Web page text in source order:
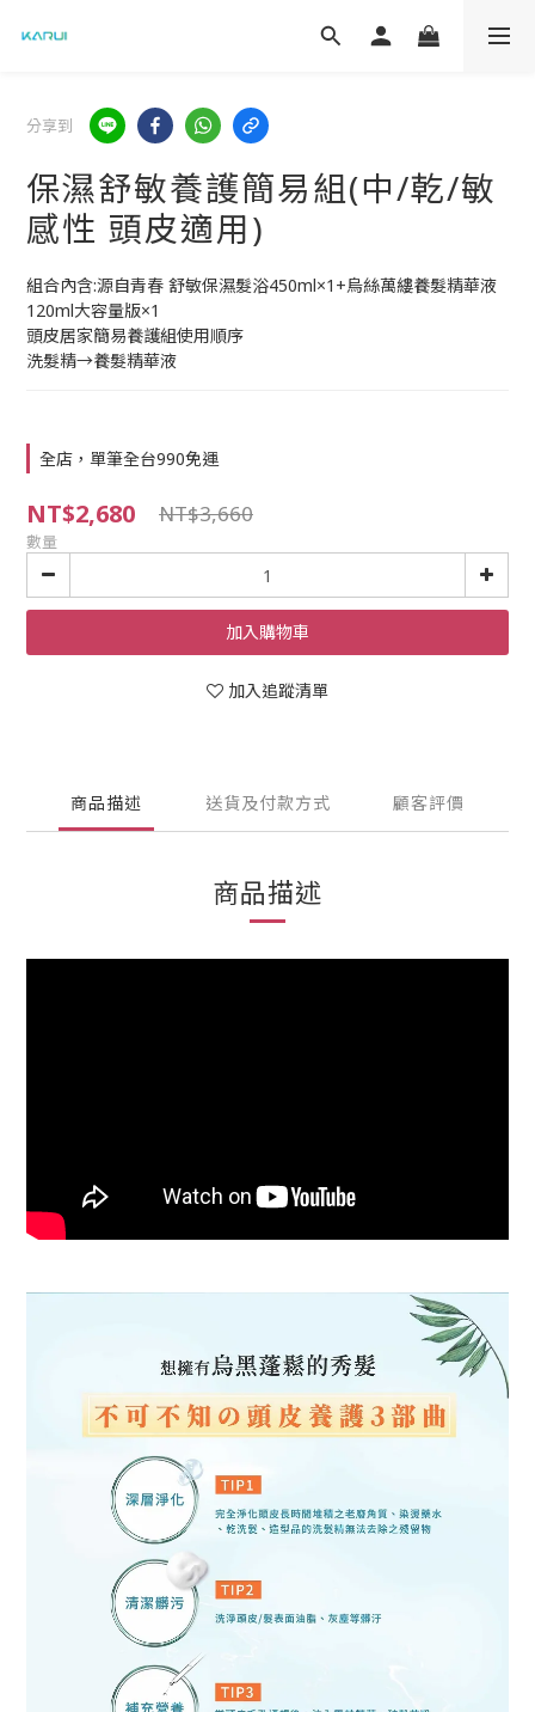
分享到
保濕舒敏養護簡易組(中/乾/敏
感性 頭皮適用)
組合內含:源自青春 舒敏保濕髮浴450ml×1+烏絲萬縷養髮精華液
120ml大容量版×1
頭皮居家簡易養護組使用順序
洗髮精→養髮精華液
全店，單筆全台990免運
NT$2,680 NT$3,660
數量
加入購物車
加入追蹤清單
商品描述 送貨及付款方式 顧客評價
商品描述